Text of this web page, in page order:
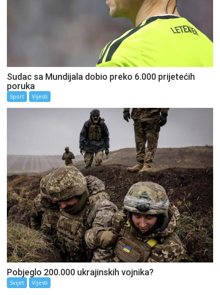
Sudac sa Mundijala dobio preko 6.000 prijetećih
poruka
Sport Vijesti
Pobjeglo 200.000 ukrajinskih vojnika?
Svijet Vijesti